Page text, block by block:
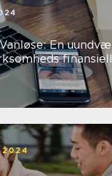
En